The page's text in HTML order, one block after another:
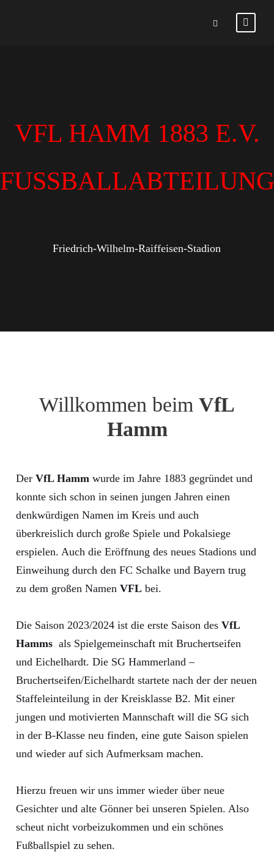
VFL HAMM 1883 E.V.
FUSSBALLABTEILUNG
Friedrich-Wilhelm-Raiffeisen-Stadion
Willkommen beim VfL
Hamm
Der VfL Hamm wurde im Jahre 1883 gegründet und
konnte sich schon in seinen jungen Jahren einen
denkwürdigen Namen im Kreis und auch
überkreislich durch große Spiele und Pokalsiege
erspielen. Auch die Eröffnung des neues Stadions und
Einweihung durch den FC Schalke und Bayern trug
zu dem großen Namen VFL bei.
Die Saison 2023/2024 ist die erste Saison des VfL
Hamms als Spielgemeinschaft mit Bruchertseifen
und Eichelhardt. Die SG Hammerland –
Bruchertseifen/Eichelhardt startete nach der der neuen
Staffeleinteilung in der Kreisklasse B2. Mit einer
jungen und motivierten Mannschaft will die SG sich
in der B-Klasse neu finden, eine gute Saison spielen
und wieder auf sich Aufmerksam machen.
Hierzu freuen wir uns immer wieder über neue
Gesichter und alte Gönner bei unseren Spielen. Also
scheut nicht vorbeizukommen und ein schönes
Fußballspiel zu sehen.